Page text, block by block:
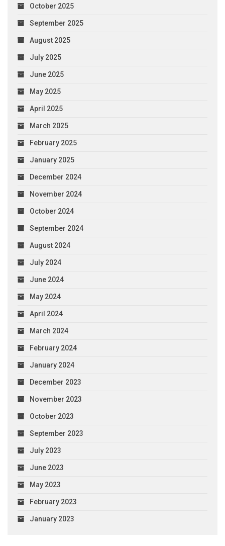
October 2025
September 2025
August 2025
July 2025
June 2025
May 2025
April 2025
March 2025
February 2025
January 2025
December 2024
November 2024
October 2024
September 2024
August 2024
July 2024
June 2024
May 2024
April 2024
March 2024
February 2024
January 2024
December 2023
November 2023
October 2023
September 2023
July 2023
June 2023
May 2023
February 2023
January 2023